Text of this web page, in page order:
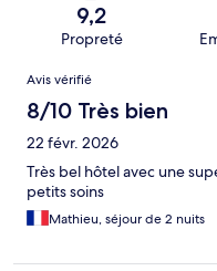
9,2
Propreté
Avis
Avis vérifié
8/10 Très bien
22 févr. 2026
Très bel hôtel avec une
petits soins
Mathieu, séjour de 2 nuits